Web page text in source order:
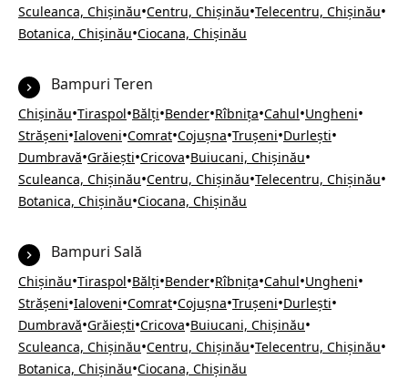
Sculeanca, Chișinău•Centru, Chișinău•Telecentru, Chișinău•
Botanica, Chișinău•Ciocana, Chișinău
Bampuri Teren
Chișinău•Tiraspol•Bălți•Bender•Rîbnița•Cahul•Ungheni•
Strășeni•Ialoveni•Comrat•Cojușna•Trușeni•Durlești•
Dumbravă•Grăiești•Cricova•Buiucani, Chișinău•
Sculeanca, Chișinău•Centru, Chișinău•Telecentru, Chișinău•
Botanica, Chișinău•Ciocana, Chișinău
Bampuri Sală
Chișinău•Tiraspol•Bălți•Bender•Rîbnița•Cahul•Ungheni•
Strășeni•Ialoveni•Comrat•Cojușna•Trușeni•Durlești•
Dumbravă•Grăiești•Cricova•Buiucani, Chișinău•
Sculeanca, Chișinău•Centru, Chișinău•Telecentru, Chișinău•
Botanica, Chișinău•Ciocana, Chișinău